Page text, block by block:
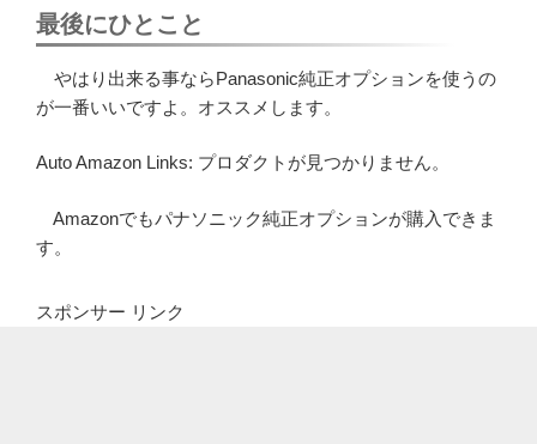
最後にひとこと
やはり出来る事ならPanasonic純正オプションを使うの
が一番いいですよ。オススメします。
Auto Amazon Links: プロダクトが見つかりません。
Amazonでもパナソニック純正オプションが購入できま
す。
スポンサー リンク